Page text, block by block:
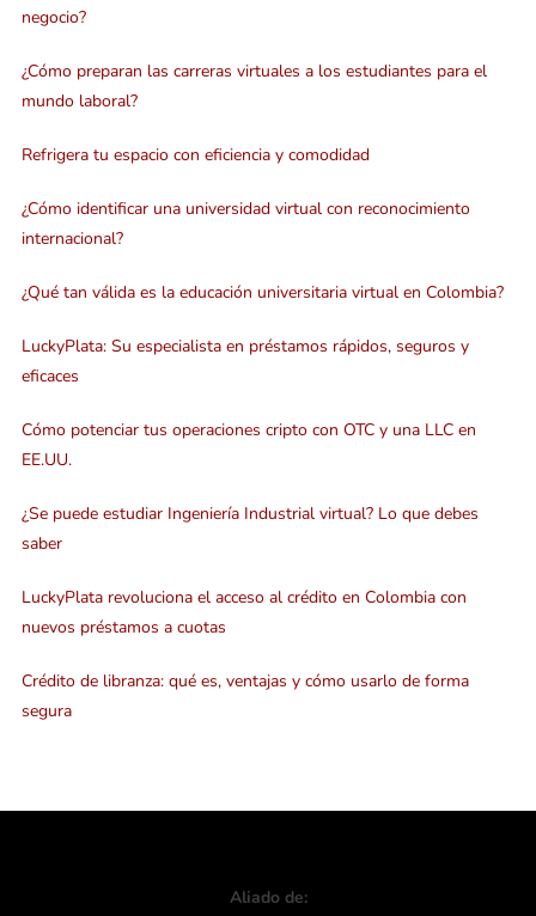
negocio?
¿Cómo preparan las carreras virtuales a los estudiantes para el
mundo laboral?
Refrigera tu espacio con eficiencia y comodidad
¿Cómo identificar una universidad virtual con reconocimiento
internacional?
¿Qué tan válida es la educación universitaria virtual en Colombia?
LuckyPlata: Su especialista en préstamos rápidos, seguros y
eficaces
Cómo potenciar tus operaciones cripto con OTC y una LLC en
EE.UU.
¿Se puede estudiar Ingeniería Industrial virtual? Lo que debes
saber
LuckyPlata revoluciona el acceso al crédito en Colombia con
nuevos préstamos a cuotas
Crédito de libranza: qué es, ventajas y cómo usarlo de forma
segura
Aliado de: